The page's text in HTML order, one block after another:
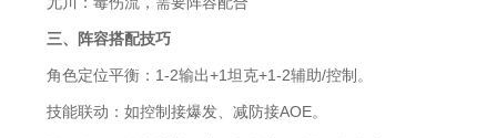
三、阵容搭配技巧
角色定位平衡：1-2输出+1坦克+1-2辅助/控制。
技能联动：如控制接爆发、减防接AOE。